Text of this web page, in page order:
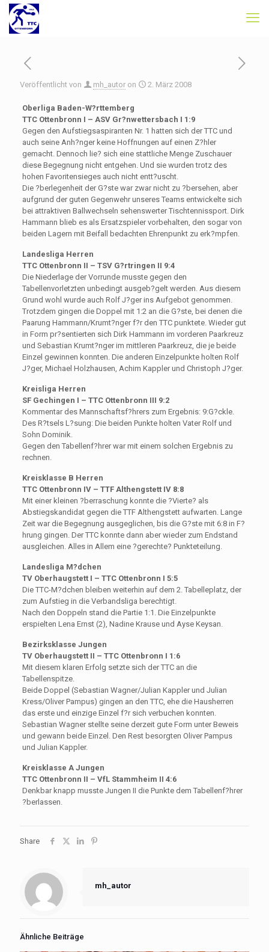
Veröffentlicht von mh_autor on 2. März 2008
Oberliga Baden-W?rttemberg
TTC Ottenbronn I – ASV Gr?nwettersbach I 1:9
Gegen den Aufstiegsaspiranten Nr. 1 hatten sich der TTC und
auch seine Anh?nger keine Hoffnungen auf einen Z?hler
gemacht. Dennoch lie? sich eine stattliche Menge Zuschauer
diese Begegnung nicht entgehen. Und sie wurden trotz des
hohen Favoritensieges auch nicht entt?uscht.
Die ?berlegenheit der G?ste war zwar nicht zu ?bersehen, aber
aufgrund der guten Gegenwehr unseres Teams entwickelte sich
bei attraktiven Ballwechseln sehenswerter Tischtennissport. Dirk
Hammann blieb es als Ersatzspieler vorbehalten, den sogar von
beiden Lagern mit Beifall bedachten Ehrenpunkt zu erk?mpfen.
Landesliga Herren
TTC Ottenbronn II – TSV G?rtringen II 9:4
Die Niederlage der Vorrunde musste gegen den
Tabellenvorletzten unbedingt ausgeb?gelt werden. Aus diesem
Grund wohl wurde auch Rolf J?ger ins Aufgebot genommen.
Trotzdem gingen die Doppel mit 1:2 an die G?ste, bei denen die
Paarung Hammann/Krumt?nger f?r den TTC punktete. Wieder gut
in Form pr?sentierten sich Dirk Hammann im vorderen Paarkreuz
und Sebastian Krumt?nger im mittleren Paarkreuz, die je beide
Einzel gewinnen konnten. Die anderen Einzelpunkte holten Rolf
J?ger, Michael Holzhausen, Achim Kappler und Christoph J?ger.
Kreisliga Herren
SF Gechingen I – TTC Ottenbronn III 9:2
Kommentar des Mannschaftsf?hrers zum Ergebnis: 9:G?ckle.
Des R?tsels L?sung: Die beiden Punkte holten Vater Rolf und
Sohn Dominik.
Gegen den Tabellenf?hrer war mit einem solchen Ergebnis zu
rechnen.
Kreisklasse B Herren
TTC Ottenbronn IV – TTF Althengstett IV 8:8
Mit einer kleinen ?berraschung konnte die ?Vierte? als
Abstiegskandidat gegen die TTF Althengstett aufwarten. Lange
Zeit war die Begegnung ausgeglichen, bis die G?ste mit 6:8 in F?
hrung gingen. Der TTC konnte dann aber wieder zum Endstand
ausgleichen. Alles in Allem eine ?gerechte? Punkteteilung.
Landesliga M?dchen
TV Oberhaugstett I – TTC Ottenbronn I 5:5
Die TTC-M?dchen bleiben weiterhin auf dem 2. Tabelleplatz, der
zum Aufstieg in die Verbandsliga berechtigt.
Nach den Doppeln stand die Partie 1:1. Die Einzelpunkte
erspielten Lena Ernst (2), Nadine Krause und Ayse Keysan.
Bezirksklasse Jungen
TV Oberhaugstett II – TTC Ottenbronn I 1:6
Mit diesem klaren Erfolg setzte sich der TTC an die
Tabellenspitze.
Beide Doppel (Sebastian Wagner/Julian Kappler und Julian
Kress/Oliver Pampus) gingen an den TTC, ehe die Hausherren
das erste und einzige Einzel f?r sich verbuchen konnten.
Sebastian Wagner stellte seine derzeit gute Form unter Beweis
und gewann beide Einzel. Den Rest besorgten Oliver Pampus
und Julian Kappler.
Kreisklasse A Jungen
TTC Ottenbronn II – VfL Stammheim II 4:6
Denkbar knapp musste Jungen II die Punkte dem Tabellenf?hrer
?berlassen.
Share
mh_autor
Ähnliche Beiträge